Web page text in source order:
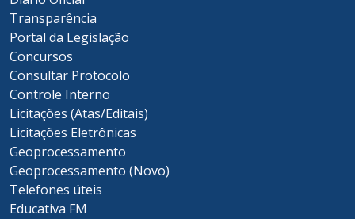
Transparência
Portal da Legislação
Concursos
Consultar Protocolo
Controle Interno
Licitações (Atas/Editais)
Licitações Eletrônicas
Geoprocessamento
Geoprocessamento (Novo)
Telefones úteis
Educativa FM